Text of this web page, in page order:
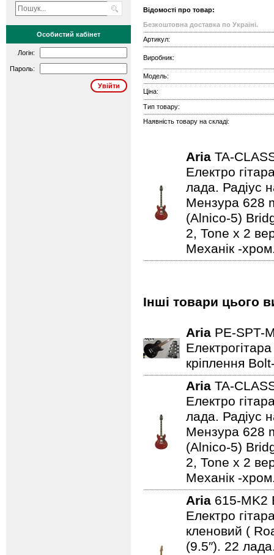
Особистий кабінет
Логін:
Пароль:
Відомості про товар:
Безкоштовна доставка по Україні.
Артикул:
Виробник:
Модель:
Ціна:
Тип товару:
Наявність товару на складі:
Aria TA-
Електро
лада. Радіус
Мензура 628
(Alnico-5)
2, Tone x 2
Механік -
Інші товари цього
Aria PE-SPT-
кріплення
Aria TA-
Електро
лада. Радіус
Мензура 628
(Alnico-5)
2, Tone x 2
Механік -
Aria 615-MK2
Електро
кленовий (
(9.5″). 22